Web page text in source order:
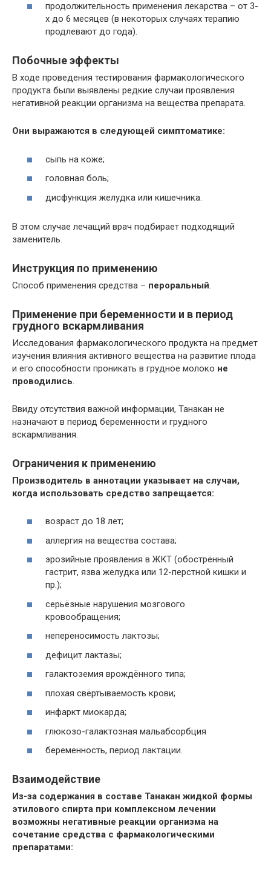
продолжительность применения лекарства – от 3-
х до 6 месяцев (в некоторых случаях терапию
продлевают до года).
Побочные эффекты
В ходе проведения тестирования фармакологического
продукта были выявлены редкие случаи проявления
негативной реакции организма на вещества препарата.
Они выражаются в следующей симптоматике:
сыпь на коже;
головная боль;
дисфункция желудка или кишечника.
В этом случае лечащий врач подбирает подходящий
заменитель.
Инструкция по применению
Способ применения средства – пероральный
Применение при беременности и в период
грудного вскармливания
Исследования фармакологического продукта на предмет
изучения влияния активного вещества на развитие плода
и его способности проникать в грудное молоко не
проводились
Ввиду отсутствия важной информации, Танакан не
назначают в период беременности и грудного
вскармливания.
Ограничения к применению
Производитель в аннотации указывает на случаи,
когда использовать средство запрещается:
возраст до 18 лет;
аллергия на вещества состава;
эрозийные проявления в ЖКТ (обострённый
гастрит, язва желудка или 12-перстной кишки и
пр.);
серьёзные нарушения мозгового
кровообращения;
непереносимость лактозы;
дефицит лактазы;
галактоземия врождённого типа;
плохая свёртываемость крови;
инфаркт миокарда;
глюкозо-галактозная мальабсорбция
беременность, период лактации.
Взаимодействие
Из-за содержания в составе Танакан жидкой формы
этилового спирта при комплексном лечении
возможны негативные реакции организма на
сочетание средства с фармакологическими
препаратами: